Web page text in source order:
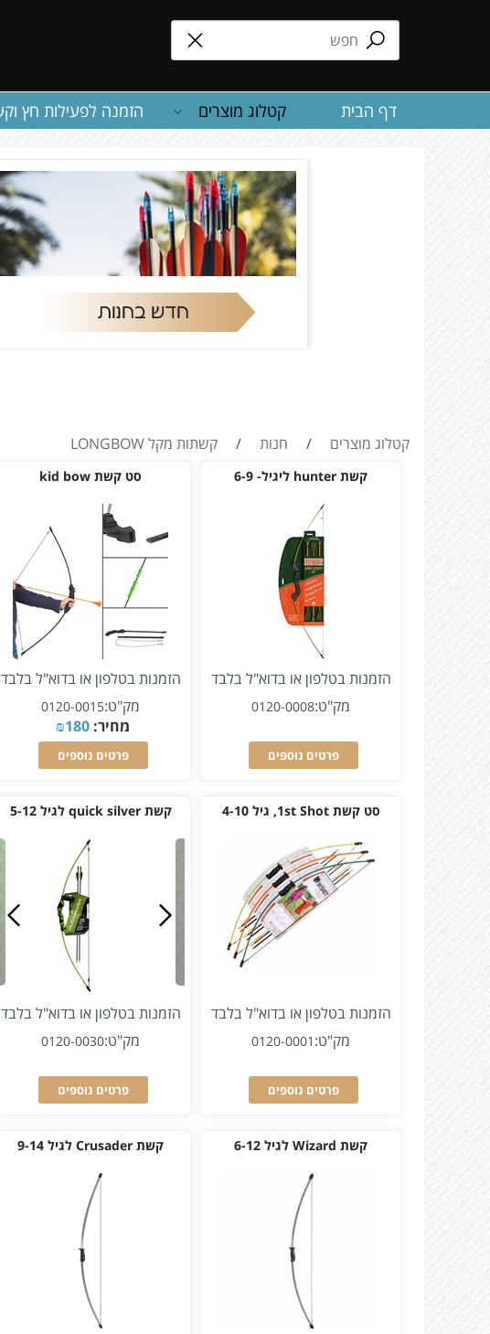
דף הבית קטלוג מוצרים הזמנה לפעילות חץ
קטלוג מוצרים / חנות / קשתות מקל LONGBOW
קשת hunter ליגיל- 6-9
הזמנות בטלפון או בדוא"ל בלבד
מק"ט:0120-0008
פרטים נוספים
סט קשת kid bow
הזמנות בטלפון או בדוא"ל בלבד
מק"ט:0120-0015
מחיר: ₪180
פרטים נוספים
סט קשת 1st Shot, גיל 4-10
הזמנות בטלפון או בדוא"ל בלבד
מק"ט: 0120-0001
פרטים נוספים
קשת quick silver לגיל 5-12
הזמנות בטלפון או בדוא"ל בלבד
מק"ט:0120-0030
פרטים נוספים
קשת Wizard לגיל 6-12 קשת Crusader לגיל 9-14